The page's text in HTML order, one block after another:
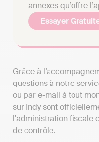
annexes qu’offre
Essayer
Grâce à
questions à notre
ou par e-mail à tout
sur Indy sont
l'administration fiscale
de contrôle.